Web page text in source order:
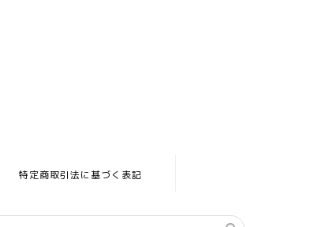
特定商取引法に基づく表記